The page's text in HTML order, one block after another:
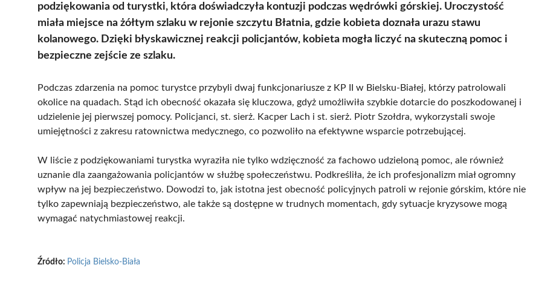
podziękowania od turystki, która doświadczyła kontuzji podczas wędrówki górskiej. Uroczystość
miała miejsce na żółtym szlaku w rejonie szczytu Błatnia, gdzie kobieta doznała urazu stawu
kolanowego. Dzięki błyskawicznej reakcji policjantów, kobieta mogła liczyć na skuteczną pomoc i
bezpieczne zejście ze szlaku.
Podczas zdarzenia na pomoc turystce przybyli dwaj funkcjonariusze z KP II w Bielsku-Białej, którzy patrolowali
okolice na quadach. Stąd ich obecność okazała się kluczowa, gdyż umożliwiła szybkie dotarcie do poszkodowanej i
udzielenie jej pierwszej pomocy. Policjanci, st. sierż. Kacper Lach i st. sierż. Piotr Szołdra, wykorzystali swoje
umiejętności z zakresu ratownictwa medycznego, co pozwoliło na efektywne wsparcie potrzebującej.
W liście z podziękowaniami turystka wyraziła nie tylko wdzięczność za fachowo udzieloną pomoc, ale również
uznanie dla zaangażowania policjantów w służbę społeczeństwu. Podkreśliła, że ich profesjonalizm miał ogromny
wpływ na jej bezpieczeństwo. Dowodzi to, jak istotna jest obecność policyjnych patroli w rejonie górskim, które nie
tylko zapewniają bezpieczeństwo, ale także są dostępne w trudnych momentach, gdy sytuacje kryzysowe mogą
wymagać natychmiastowej reakcji.
Źródło: Policja Bielsko-Biała